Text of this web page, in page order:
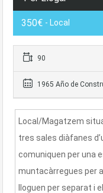
350€ - Local
90
1965 Año de
Local/Magatzem
tres sales diàfanes
comuniquen per una
muntacàrregues per
lloguen per separat i